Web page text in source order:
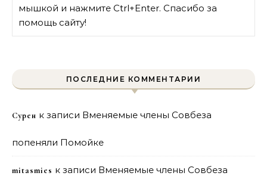
мышкой и нажмите Ctrl+Enter. Спасибо за
помощь сайту!
ПОСЛЕДНИЕ КОММЕНТАРИИ
Сурен к записи Вменяемые члены Совбеза
попеняли Помойке
mitasmies к записи Вменяемые члены Совбеза